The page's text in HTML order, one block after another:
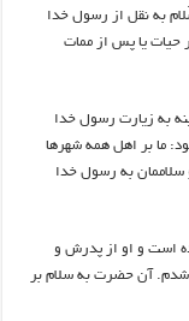
به نقل از رسول خدا
حيات يا پس از ممات
به‏ زيارت رسول خدا
ما بر اهل همه شهرها
سلاممان به رسول خدا
است و او از پدرش و
آن حضرت به سلام بر